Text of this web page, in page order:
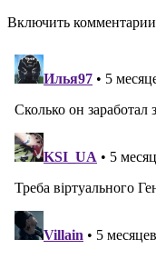
Включить комментарии